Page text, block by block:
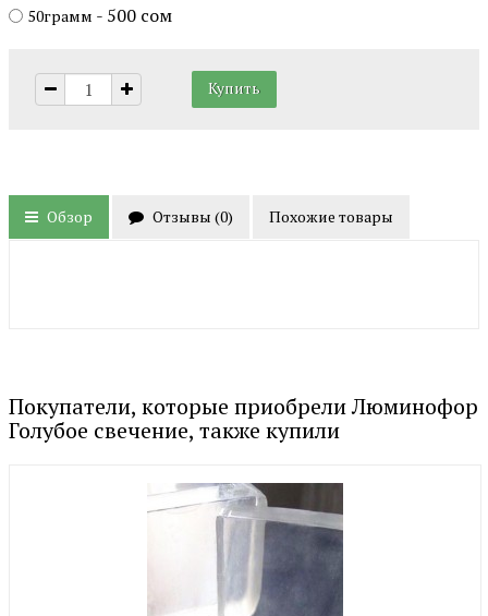
50грамм - 500 сом
Обзор Отзывы (0) Похожие товары
Покупатели, которые приобрели Люминофор
Голубое свечение, также купили